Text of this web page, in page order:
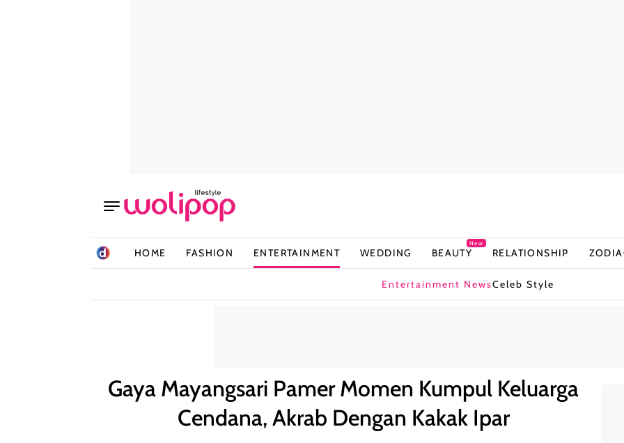
HOME FASHION ENTERTAINMENT WEDDING BEAUTY
New
RELATIONSHIP
Entertainment NewsCeleb Style
Gaya Mayangsari Pamer Momen Kumpul Keluarga
Cendana, Akrab Dengan Kakak Ipar